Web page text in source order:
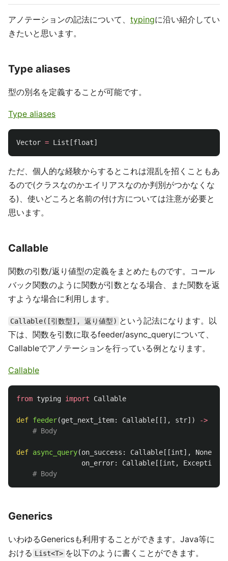
アノテーションの記法について、 typingに沿い紹介してい
きたいと思います。
Type aliases
型の別名を定義することが可能です。
Type aliases
Vector = List [float]
ただ、個人的な経験からするとこれは混乱を招くこともあ
るので(クラスなのかエイリアスなのか判別がつかなくな
る)、使いどころと名前の付け方については注意が必要と
思います。
Callable
関数の引数/返り値型の定義をまとめたものです。コール
バック関数のように関数が引数となる場合、また関数を返
すような場合に利用します。
Callable([引数型], 返り値型) という記法になります。以
下は、関数を引数に取るfeeder/async_queryについて、
Callableでアノテーションを行っている例となります。
Callable
from typing import Callable
def feeder(get_next_item: Callable [[], str]) ->
def async_query(on_success : Callable [[int], None
on_error: Callable [[int , Exception
Generics
いわゆるGenericsも利用することができます。Java等に
おける List<T> を以下のように書くことができます。